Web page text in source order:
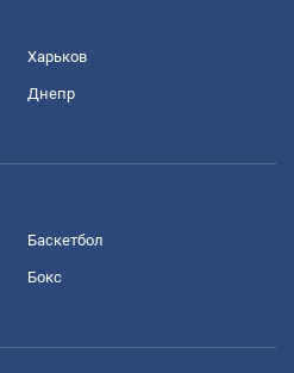
Харьков
Днепр
Баскетбол
Бокс